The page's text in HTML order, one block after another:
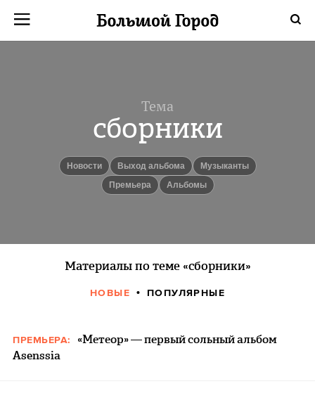
Тема
сборники
новости выход альбома
музыканты
Премьера
альбомы
Материалы по теме «сборники»
НОВЫЕ ПОПУЛЯРНЫЕ
ПРЕМЬЕРА:
«Метеор» — первый сольный альбом
Asenssia